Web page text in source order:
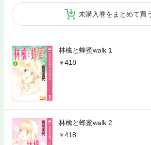
未購入巻をまとめて買
林檎と蜂蜜walk 1
418
林檎と蜂蜜walk 2
418